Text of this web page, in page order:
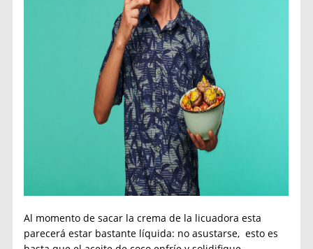
Al momento de sacar la crema de la licuadora esta
parecerá estar bastante líquida: no asustarse, esto es